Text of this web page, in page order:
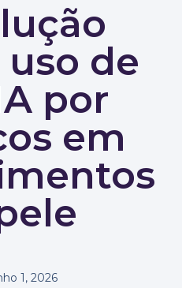
de
por
em
1, 2026